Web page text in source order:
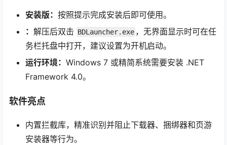
安装版： 按照提示完成安装后即可使用。
： 解压后双击 BDLauncher.exe ，无界面显示时可在任
务栏托盘中打开，建议设置为开机启动。
运行环境： Windows 7 或精简系统需要安装 .NET
Framework 4.0。
软件亮点
内置拦截库，精准识别并阻止下载器、捆绑器和页游
安装器等行为。